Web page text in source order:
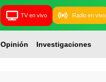
TV en vivo Radio en vivo
Opinión Investigaciones